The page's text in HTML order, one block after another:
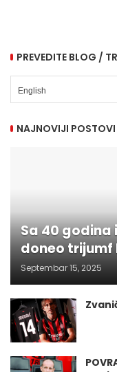
PREVEDITE BLOG /
NAJNOVIJI POSTOVI
Sa 40 godina
doneo trijumf
Septembar 15, 2025